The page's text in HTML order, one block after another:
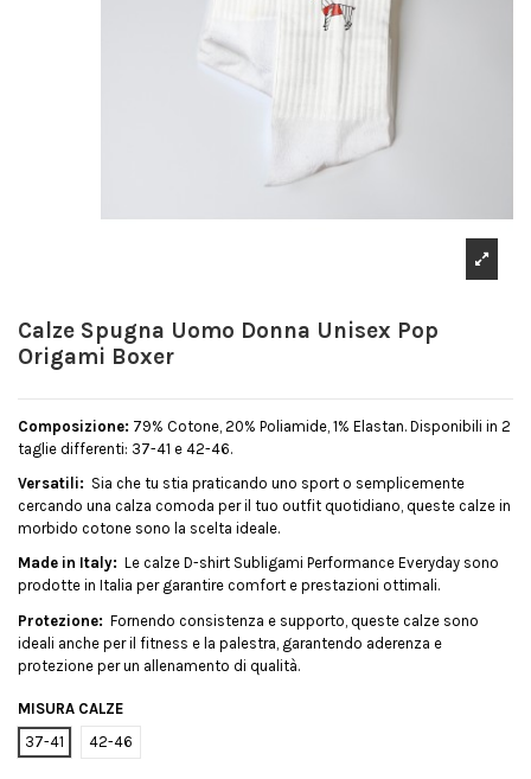
Calze Spugna Uomo Donna Unisex Pop
Origami Boxer
Composizione: 79% Cotone, 20% Poliamide, 1% Elastan. Disponibili in 2
taglie differenti: 37-41 e 42-46.
Versatili: Sia che tu stia praticando uno sport o semplicemente
cercando una calza comoda per il tuo outfit quotidiano, queste calze in
morbido cotone sono la scelta ideale.
Made in Italy: Le calze D-shirt Subligami Performance Everyday sono
prodotte in Italia per garantire comfort e prestazioni ottimali.
Protezione: Fornendo consistenza e supporto, queste calze sono
ideali anche per il fitness e la palestra, garantendo aderenza e
protezione per un allenamento di qualità.
MISURA CALZE
37-41
42-46